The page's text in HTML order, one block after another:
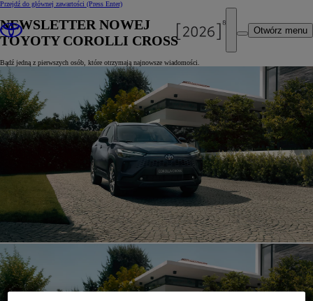
Przejdź do głównej zawartości (Press Enter)
Otwórz menu
NEWSLETTER NOWEJ
TOYOTY COROLLI CROSS
Bądź jedną z pierwszych osób, które otrzymają najnowsze wiadomości.